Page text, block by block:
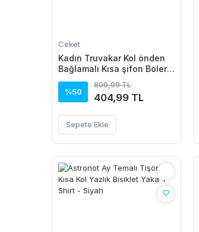
Ceket
Kadın Truvakar Kol önden
Bağlamalı Kısa şifon Bolero
Ceket
%50
809,99 TL
404,99 TL
Sepete Ekle